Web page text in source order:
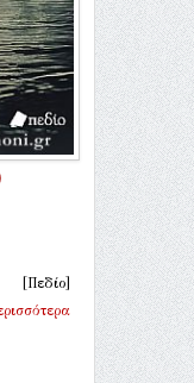
[Πεδίο]